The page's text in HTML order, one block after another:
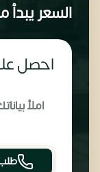
السعر
احصل
املأ